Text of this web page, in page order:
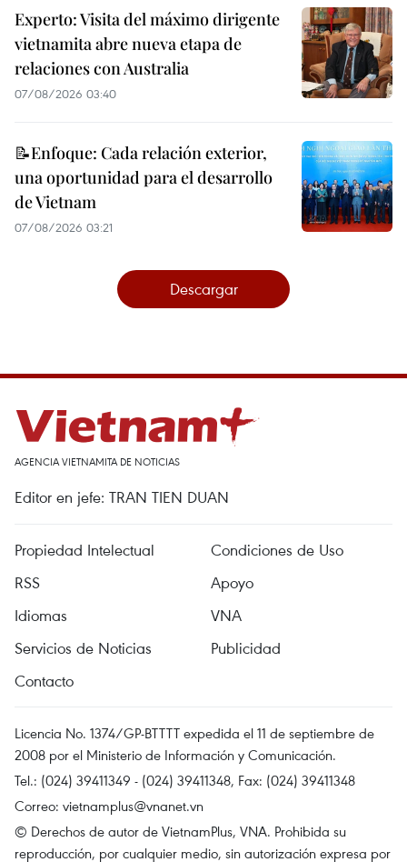
Experto: Visita del máximo dirigente
vietnamita abre nueva etapa de
relaciones con Australia
07/08/2026 03:40
📝Enfoque: Cada relación exterior,
una oportunidad para el desarrollo
de Vietnam
07/08/2026 03:21
Descargar
AGENCIA VIETNAMITA DE NOTICIAS
Editor en jefe: TRAN TIEN DUAN
Propiedad Intelectual
Condiciones de Uso
RSS
Apoyo
Idiomas
VNA
Servicios de Noticias
Publicidad
Contacto
Licencia No. 1374/GP-BTTTT expedida el 11 de septiembre de
2008 por el Ministerio de Información y Comunicación.
Tel.: (024) 39411349 - (024) 39411348, Fax: (024) 39411348
Correo: vietnamplus@vnanet.vn
© Derechos de autor de VietnamPlus, VNA. Prohibida su
reproducción, por cualquier medio, sin autorización expresa por